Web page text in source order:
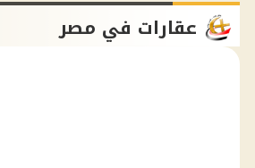
عقارات في مصر